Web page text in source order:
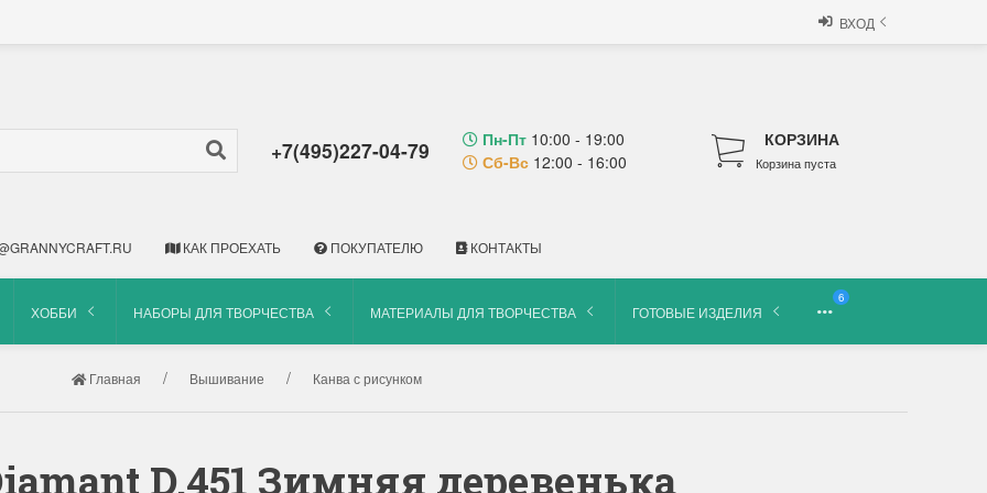
ВХОД
+7(495)227-04-79 Пн-Пт 10:00 - 19:00
Сб-Вс 12:00 - 16:00
КОРЗИНА
Корзина пуста
КАК ПРОЕХАТЬ ПОКУПАТЕЛЮ КОНТАКТЫ
ХОББИ НАБОРЫ ДЛЯ ТВОРЧЕСТВА МАТЕРИАЛЫ ДЛЯ ТВОРЧЕСТВА ГОТОВЫЕ ИЗДЕЛИЯ
6
Главная Вышивание Канва с рисунком
D.451 Зимняя деревенька